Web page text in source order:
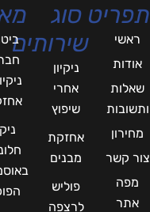
תפריט
ראשי
אודות
שאלות
ותשובות
מחירון
צור קשר
מפה
אתר
סוג
שירותים
ניקיון
אחרי
שיפוץ
אחזקת
מבנים
פוליש
לרצפה